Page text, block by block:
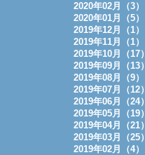
2020年02月（3）
2020年01月（5）
2019年12月（1）
2019年11月（1）
2019年10月（17）
2019年09月（13）
2019年08月（9）
2019年07月（12）
2019年06月（24）
2019年05月（19）
2019年04月（21）
2019年03月（25）
2019年02月（4）